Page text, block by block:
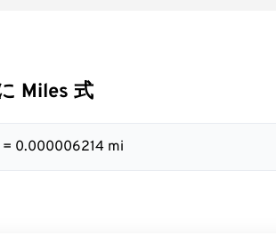
Miles 式
0.000006214 mi